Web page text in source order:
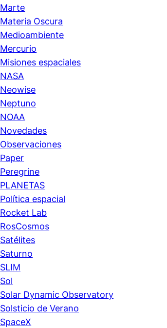
Marte
Materia Oscura
Medioambiente
Mercurio
Misiones espaciales
NASA
Neowise
Neptuno
NOAA
Novedades
Observaciones
Paper
Peregrine
PLANETAS
Política espacial
Rocket Lab
RosCosmos
Satélites
Saturno
SLIM
Sol
Solar Dynamic Observatory
Solsticio de Verano
SpaceX